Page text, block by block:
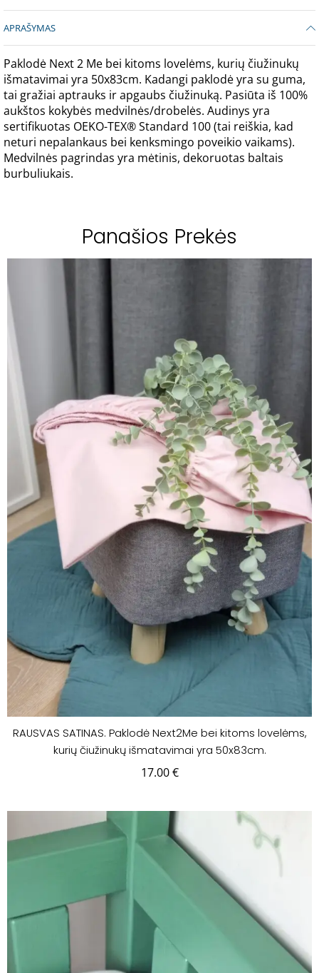
APRAŠYMAS
Paklodė Next 2 Me bei kitoms lovelėms, kurių čiužinukų
išmatavimai yra 50x83cm. Kadangi paklodė yra su guma,
tai gražiai aptrauks ir apgaubs čiužinuką. Pasiūta iš 100%
aukštos kokybės medvilnės/drobelės. Audinys yra
sertifikuotas OEKO-TEX® Standard 100 (tai reiškia, kad
neturi nepalankaus bei kenksmingo poveikio vaikams).
Medvilnės pagrindas yra mėtinis, dekoruotas baltais
burbuliukais.
Panašios Prekės
RAUSVAS SATINAS. Paklodė Next2Me bei kitoms lovelėms,
kurių čiužinukų išmatavimai yra 50x83cm.
17.00€